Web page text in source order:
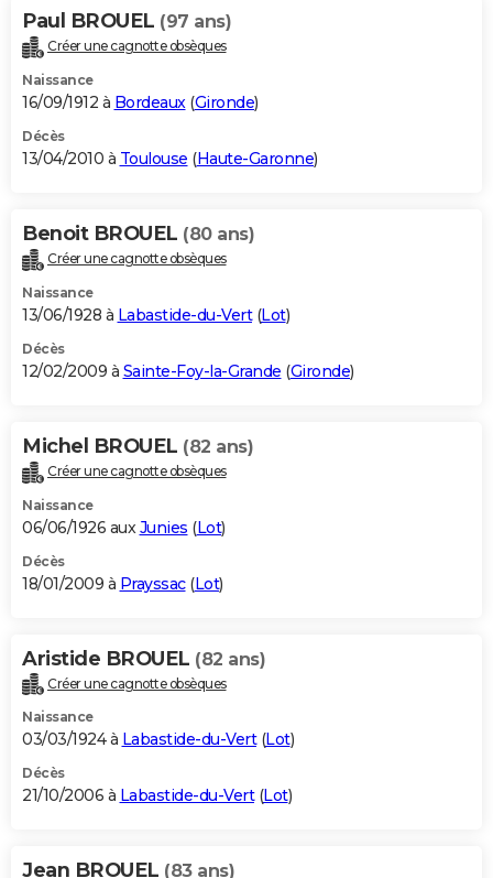
Paul BROUEL (97 ans)
Créer une cagnotte obsèques
Naissance
16/09/1912 à Bordeaux(Gironde)
Décès
13/04/2010 à Toulouse (Haute-Garonne)
Benoit BROUEL (80 ans)
Créer une cagnotte obsèques
Naissance
13/06/1928 à Labastide-du-Vert(Lot)
Décès
12/02/2009 à Sainte-Foy-la-Grande (Gironde)
Michel BROUEL (82 ans)
Créer une cagnotte obsèques
Naissance
06/06/1926 aux Junies (Lot)
Décès
18/01/2009 à Prayssac(Lot)
Aristide BROUEL (82 ans)
Créer une cagnotte obsèques
Naissance
03/03/1924 à Labastide-du-Vert(Lot)
Décès
21/10/2006 à Labastide-du-Vert(Lot)
Jean BROUEL (83 ans)